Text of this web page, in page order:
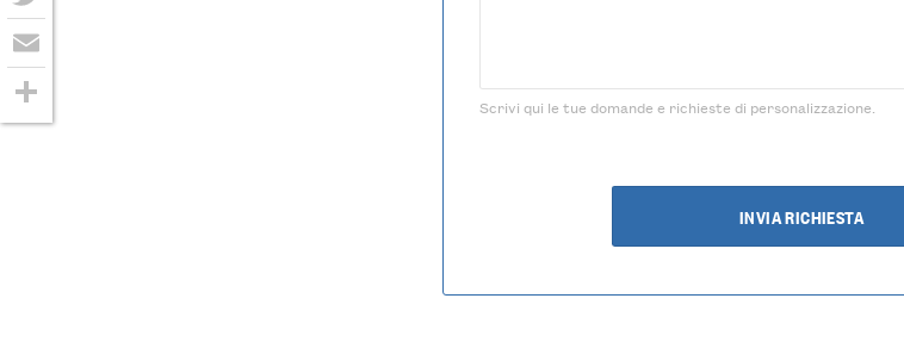
Scrivi qui le tue domande e richieste di personalizzazione.
Twitter
Email
Condividi